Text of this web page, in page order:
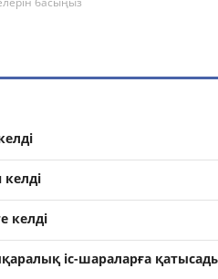
келді
іс-шараларға